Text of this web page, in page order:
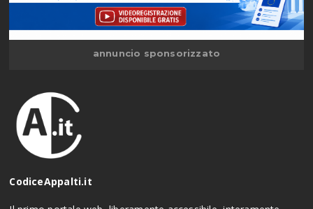
annuncio sponsorizzato
CodiceAppalti.it